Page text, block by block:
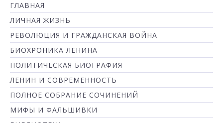
ГЛАВНАЯ
ЛИЧНАЯ ЖИЗНЬ
РЕВОЛЮЦИЯ И ГРАЖДАНСКАЯ ВОЙНА
БИОХРОНИКА ЛЕНИНА
ПОЛИТИЧЕСКАЯ БИОГРАФИЯ
ЛЕНИН И СОВРЕМЕННОСТЬ
ПОЛНОЕ СОБРАНИЕ СОЧИНЕНИЙ
МИФЫ И ФАЛЬШИВКИ